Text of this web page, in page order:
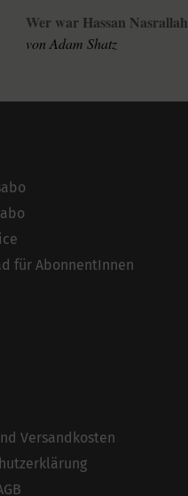
Wer war Hassan Nasrallah
vonAdam Shatz
für AbonnentInnen
Versandkosten